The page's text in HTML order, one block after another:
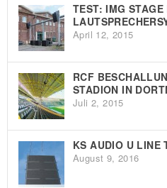
TEST: IMG
April 12, 2015
RCF
STADION IN
Juli 2, 2015
KS AUDIO U LINE
August 9, 2016